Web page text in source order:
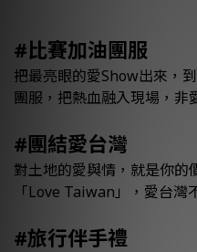
#比賽加油團服
把最亮眼的愛Show出來，
團服，把熱血融入現場，非
#團結愛台灣
對土地的愛與情，就是你的
「Love Taiwan」，愛台灣
#旅行伴手禮